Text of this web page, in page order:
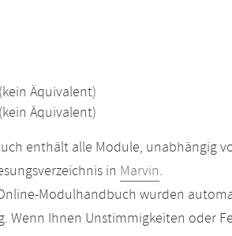
Äquivalent)
Äquivalent)
enthält alle Module, unabhängig
in Marvin.
Modulhandbuch wurden
Wenn Ihnen Unstimmigkeiten oder